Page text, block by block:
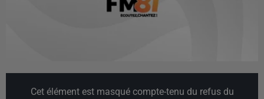
Cet élément est masqué compte-tenu du refus du